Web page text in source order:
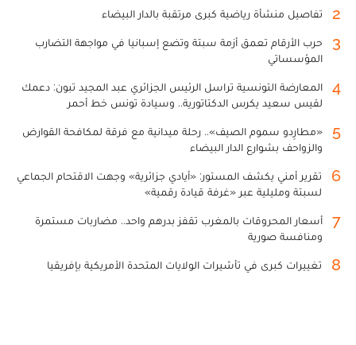
2 تفاصيل منشأة رياضية كبرى مرتقبة بالدار البيضاء
3
حرب الأرقام تعمق أزمة سبتة وتضع إسبانيا في مواجهة التضارب
المؤسساتي
4
المعارضة التونسية تراسل الرئيس الجزائري عبد المجيد تبون: دعمك
لقيس سعيد يكرس الدكتاتورية.. وسيادة تونس خط أحمر
5
«مطارِدو سموم الصيف».. رحلة ميدانية مع فرقة لمكافحة القوارض
والزواحف بشوارع الدار البيضاء
6
تقرير أمني يكشف المستور: «أيادي جزائرية» وجهت الاقتحام الجماعي
لسبتة ومليلية عبر «غرفة قيادة رقمية»
7
أسعار المحروقات بالمغرب تقفز بدرهم واحد.. مضاربات مستمرة
ومنافسة صورية
8 تغييرات كبرى في تأشيرات الولايات المتحدة الأمريكية بإفريقيا